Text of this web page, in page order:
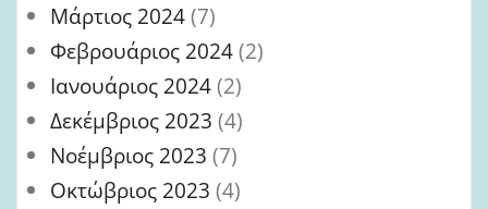
Μάρτιος 2024(7)
Φεβρουάριος 2024(2)
Ιανουάριος 2024(2)
Δεκέμβριος 2023 (4)
Νοέμβριος 2023 (7)
Οκτώβριος 2023 (4)